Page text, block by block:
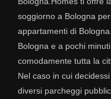
soggiorno a Bologna
appartamenti di
Bologna e a pochi
comodamente tutta la
Nel caso in cui
diversi parcheggi